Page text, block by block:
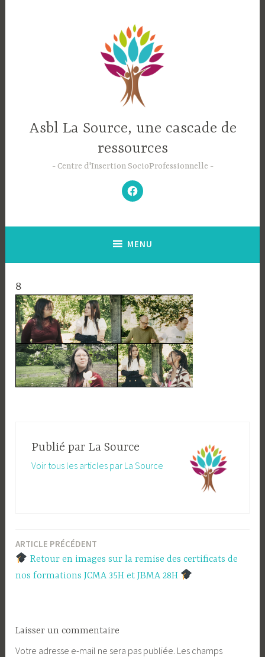
Asbl La Source, une cascade de
ressources
Centre d'Insertion SocioProfessionnelle
–
N’hésitez
pas
à
;-)
MENU
8
Publié par La Source
Voir tous les articles par La Source
Navigation
ARTICLE PRÉCÉDENT
Retour en images sur la remise des certificats de
nos formations JCMA 35H et JBMA 28H
Laisser un commentaire
Votre adresse e-mail ne sera pas publiée. Les champs